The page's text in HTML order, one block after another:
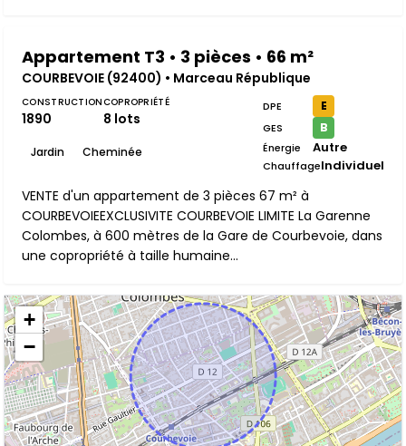
Appartement T3 • 3 pièces • 66 m²
COURBEVOIE (92400) • Marceau République
CONSTRUCTION
1890
COPROPRIÉTÉ
8 lots
Jardin Cheminée
DPE E
GES B
Énergie Autre
ChauffageIndividuel
VENTE d'un appartement de 3 pièces 67 m² à
COURBEVOIEEXCLUSIVITE COURBEVOIE LIMITE La Garenne
Colombes, à 600 mètres de la Gare de Courbevoie, dans
une copropriété à taille humaine...
+
−